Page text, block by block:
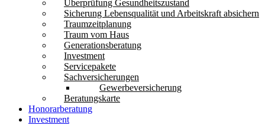
Überprüfung Gesundheitszustand
Sicherung Lebensqualität und Arbeitskraft absichern
Traumzeitplanung
Traum vom Haus
Generationsberatung
Investment
Servicepakete
Sachversicherungen
Gewerbeversicherung
Beratungskarte
Honorarberatung
Investment